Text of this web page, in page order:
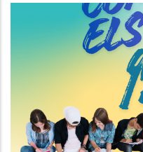
Tallers De
Joves A